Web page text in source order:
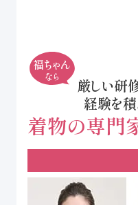
福ちゃん
なら
厳しい研
経験を積
着物の専門